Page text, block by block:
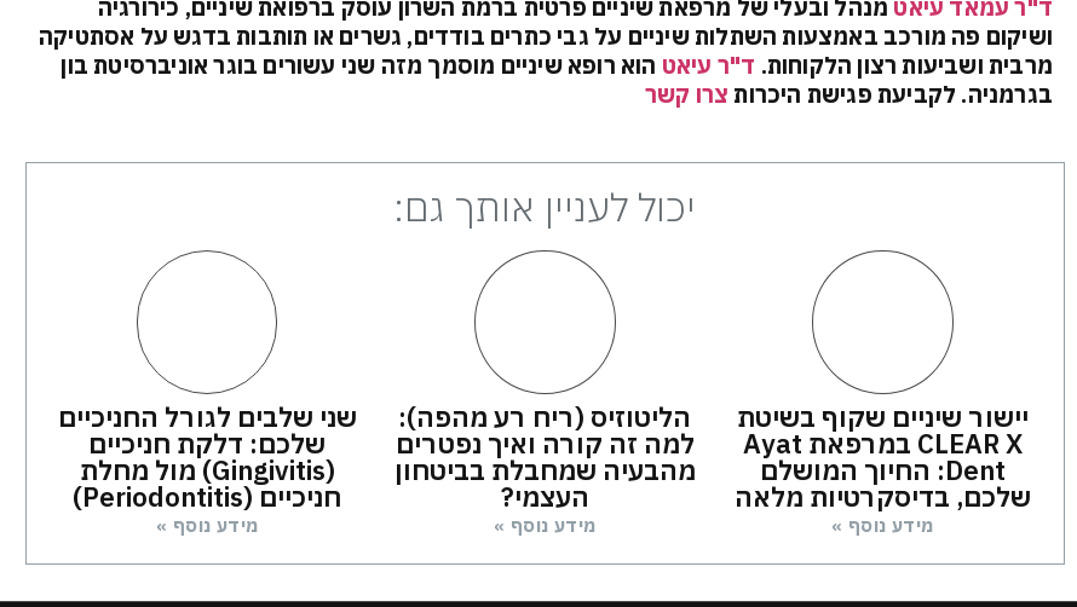
ד"ר עמאד עיאט מנהל ובעלי של מרפאת שיניים פרטית ברמת השרון עוסק ברפואת שיניים, כירורגיה
ושיקום פה מורכב באמצעות השתלות שיניים על גבי כתרים בודדים, גשרים או תותבות בדגש על אסתטיקה
מרבית ושביעות רצון הלקוחות. ד"ר עיאט הוא רופא שיניים מוסמך מזה שני עשורים בוגר אוניברסיטת בון
בגרמניה. לקביעת פגישת היכרות צרו קשר
יכול לעניין אותך גם:
יישור שיניים שקוף בשיטת
CLEAR X במרפאת Ayat
Dent: החיוך המושלם
שלכם, בדיסקרטיות מלאה
מידע נוסף »
הליטוזיס (ריח רע מהפה):
למה זה קורה ואיך נפטרים
מהבעיה שמחבלת בביטחון
העצמי?
מידע נוסף »
שני שלבים לגורל החניכיים
שלכם: דלקת חניכיים
(Gingivitis) מול מחלת
חניכיים (Periodontitis)
מידע נוסף »